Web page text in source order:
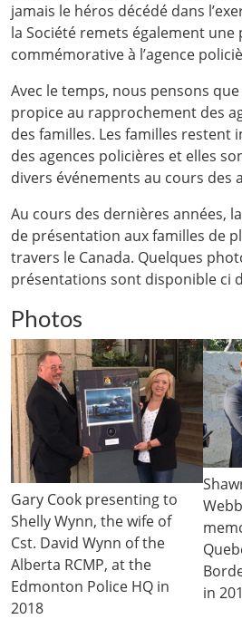
jamais le héros décédé dans
la Société remets également une
commémorative à l’agence
Avec le temps, nous pensons
propice au rapprochement des
des familles. Les familles restent
des agences policières et elles
divers événements au cours des
Au cours des dernières années,
de présentation aux familles de
travers le Canada. Quelques
présentations sont disponible ci
Photos
Gary Cook presenting to
Shelly Wynn, the wife of
Cst. David Wynn of the
Alberta RCMP, at the
Edmonton Police HQ in
2018
in